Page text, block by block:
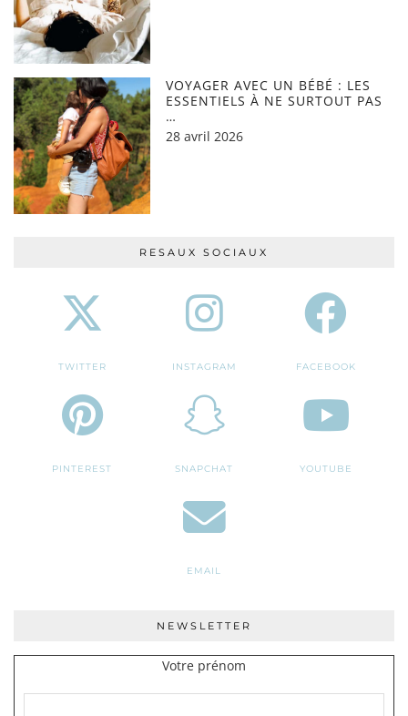
VOYAGER AVEC UN BÉBÉ : LES
ESSENTIELS À NE SURTOUT PAS
…
28 avril 2026
RESAUX SOCIAUX
TWITTER INSTAGRAM FACEBOOK
PINTEREST SNAPCHAT YOUTUBE
EMAIL
NEWSLETTER
Votre prénom